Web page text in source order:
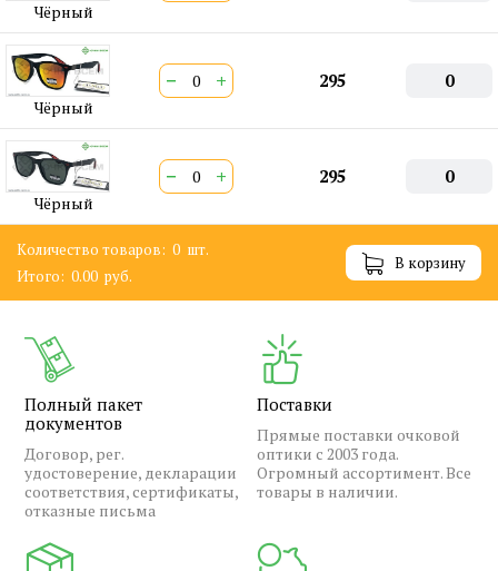
Чёрный
Чёрный
− + 295 0
Чёрный
− + 295 0
Количество товаров: 0 шт.
Итого: 0.00 руб.
В корзину
Полный пакет
документов
Договор, рег.
удостоверение, декларации
соответствия, сертификаты,
отказные письма
Поставки
Прямые поставки очковой
оптики с 2003 года.
Огромный ассортимент. Все
товары в наличии.